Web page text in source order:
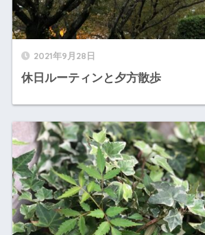
2021年9月28日
休日ルーティンと夕方散歩